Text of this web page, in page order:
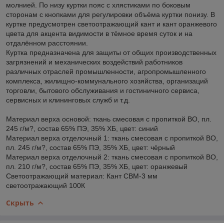
молнией. По низу куртки пояс с хлястиками по боковым
сторонам с кнопками для регулировки объёма куртки понизу. В
куртке предусмотрен светоотражающий кант и кант оранжевого
цвета для акцента видимости в тёмное время суток и на
отдалённом расстоянии.
Куртка предназначена для защиты от общих производственных
загрязнений и механических воздействий работников
различных отраслей промышленности, агропромышленного
комплекса, жилищно-коммунального хозяйства, организаций
торговли, бытового обслуживания и гостиничного сервиса,
сервисных и клининговых служб и т.д.
Материал верха основой: ткань смесовая с пропиткой ВО, пл.
245 г/м?, состав 65% ПЭ, 35% ХБ, цвет: синий
Материал верха отделочный 1: ткань смесовая с пропиткой ВО,
пл. 245 г/м?, состав 65% ПЭ, 35% ХБ, цвет: чёрный
Материал верха отделочный 2: ткань смесовая с пропиткой ВО,
пл. 210 г/м?, состав 65% ПЭ, 35% ХБ, цвет: оранжевый
Светоотражающий материал: Кант СВМ-3 мм
светоотражающий 100К
Скрыть